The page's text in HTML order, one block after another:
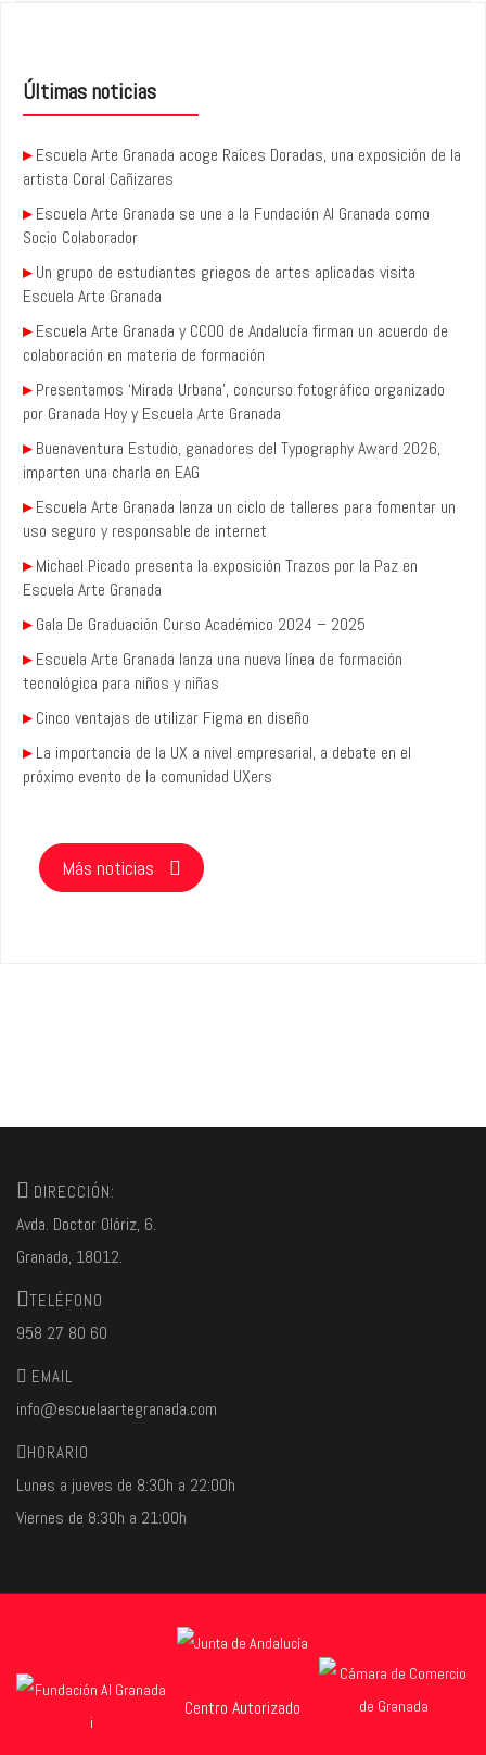
Últimas noticias
▸Escuela Arte Granada acoge Raíces Doradas, una exposición de la
artista Coral Cañizares
▸Escuela Arte Granada se une a la Fundación AI Granada como
Socio Colaborador
▸Un grupo de estudiantes griegos de artes aplicadas visita
Escuela Arte Granada
▸Escuela Arte Granada y CCOO de Andalucía firman un acuerdo de
colaboración en materia de formación
▸Presentamos ‘Mirada Urbana’, concurso fotográfico organizado
por Granada Hoy y Escuela Arte Granada
▸Buenaventura Estudio, ganadores del Typography Award 2026,
imparten una charla en EAG
▸Escuela Arte Granada lanza un ciclo de talleres para fomentar un
uso seguro y responsable de internet
▸Michael Picado presenta la exposición Trazos por la Paz en
Escuela Arte Granada
▸Gala De Graduación Curso Académico 2024 – 2025
▸Escuela Arte Granada lanza una nueva línea de formación
tecnológica para niños y niñas
▸Cinco ventajas de utilizar Figma en diseño
▸La importancia de la UX a nivel empresarial, a debate en el
próximo evento de la comunidad UXers
Más noticias
DIRECCIÓN:
Avda. Doctor Olóriz, 6.
Granada, 18012.
TELÉFONO
958 27 80 60
EMAIL
info@escuelaartegranada.com
HORARIO
Lunes a jueves de 8:30h a 22:00h
Viernes de 8:30h a 21:00h
Centro Autorizado